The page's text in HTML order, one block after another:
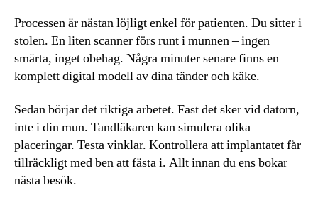
Processen är nästan löjligt enkel för patienten. Du sitter i
stolen. En liten scanner förs runt i munnen – ingen
smärta, inget obehag. Några minuter senare finns en
komplett digital modell av dina tänder och käke.
Sedan börjar det riktiga arbetet. Fast det sker vid datorn,
inte i din mun. Tandläkaren kan simulera olika
placeringar. Testa vinklar. Kontrollera att implantatet får
tillräckligt med ben att fästa i. Allt innan du ens bokar
nästa besök.